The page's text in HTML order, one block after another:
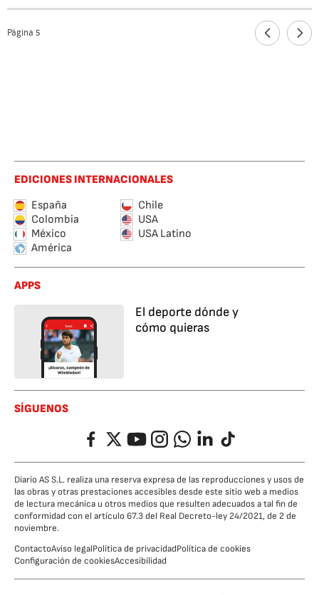
Página 5
EDICIONES INTERNACIONALES
España
Chile
Colombia
USA
México
USA Latino
América
APPS
El deporte dónde y
cómo quieras
SÍGUENOS
FacebookTwitterYouTubeInstagramWhatsappLinkedIn
TikTok
Diario AS S.L. realiza una reserva expresa de las reproducciones y usos de
las obras y otras prestaciones accesibles desde este sitio web a medios
de lectura mecánica u otros medios que resulten adecuados a tal fin de
conformidad con el artículo 67.3 del Real Decreto-ley 24/2021, de 2 de
noviembre.
ContactoAviso legalPolítica de privacidadPolítica de cookies
Configuración de cookiesAccesibilidad